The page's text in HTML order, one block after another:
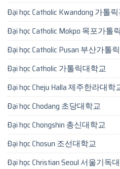
Đại học Catholic Kwandong 가톨
Đại học Catholic Mokpo 목포가톨
Đại học Catholic Pusan 부산가톨
Đại học Catholic 가톨릭대학교
Đại học Cheju Halla 제주한라대학
Đại học Chodang 초당대학교
Đại học Chongshin 총신대학교
Đại học Chosun 조선대학교
Đại học Christian Seoul 서울기독